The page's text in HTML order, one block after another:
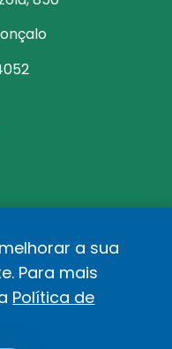
Salarial
a sua
Para mais
Política de